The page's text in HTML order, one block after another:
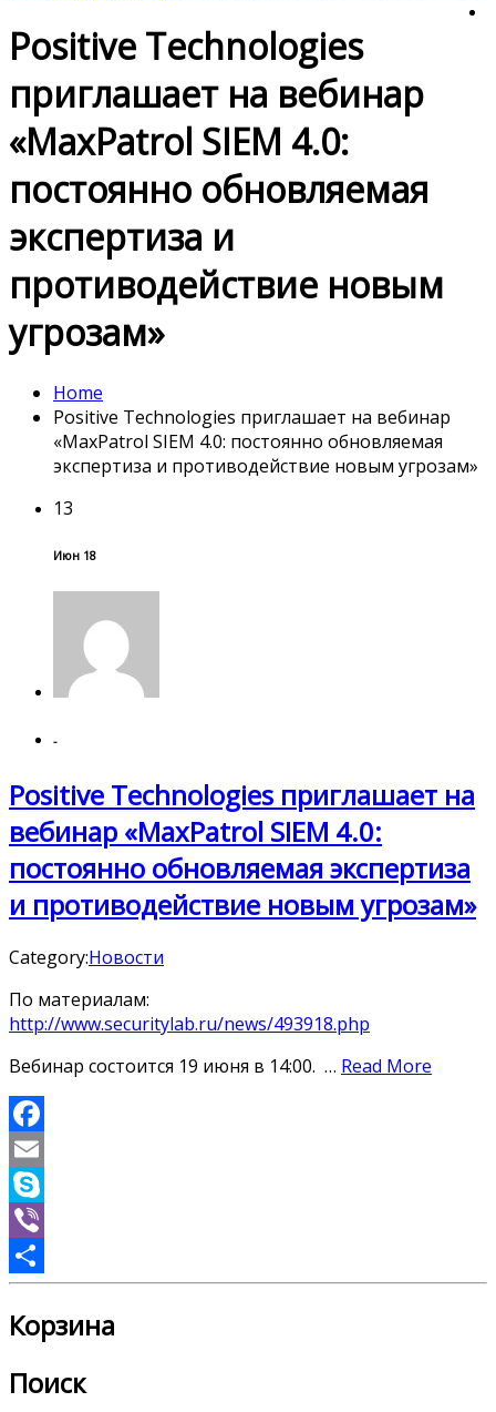
Positive Technologies
приглашает на вебинар
«MaxPatrol SIEM 4.0:
постоянно обновляемая
экспертиза и
противодействие новым
угрозам»
Home
Positive Technologies приглашает на вебинар
«MaxPatrol SIEM 4.0: постоянно обновляемая
экспертиза и противодействие новым угрозам»
13
Июн 18
-
Positive Technologies приглашает на
вебинар «MaxPatrol SIEM 4.0:
постоянно обновляемая экспертиза
и противодействие новым угрозам»
Category:Новости
По материалам:
http://www.securitylab.ru/news/493918.php
Вебинар состоится 19 июня в 14:00. … Read More
Facebook
Email
Skype
Viber
Отправить
Корзина
Поиск